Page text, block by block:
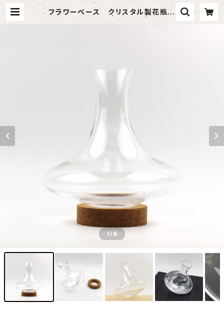
フラワーベース クリスタル製花瓶透
明 切子模様つき | Anetto アネッ
1/8